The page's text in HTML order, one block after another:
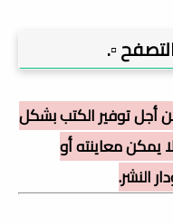
▫️.
أجل توفير الكتب بشكل
يمكن معاينته أو
النشر.